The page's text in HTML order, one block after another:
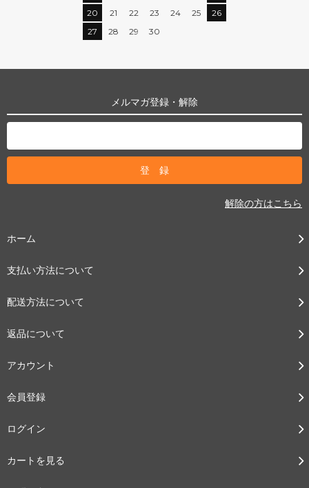
20
21 22 23 24 25
26
27
28 29 30
メルマガ登録・解除
解除の方はこちら
ホーム
支払い方法について
配送方法について
返品について
アカウント
会員登録
ログイン
カートを見る